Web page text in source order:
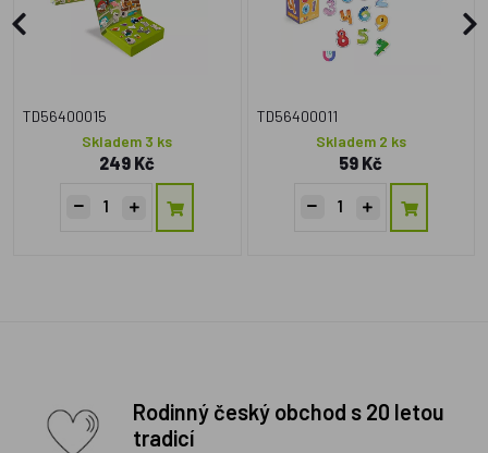
TD56400015
Skladem 3 ks
249 Kč
TD56400011
Skladem 2 ks
59 Kč
Rodinný český obchod s 20 letou
tradicí